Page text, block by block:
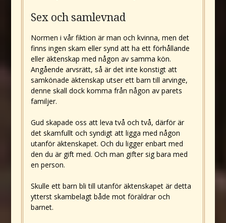
Sex och samlevnad
Normen i vår fiktion är man och kvinna, men det
finns ingen skam eller synd att ha ett förhållande
eller äktenskap med någon av samma kön.
Angående arvsrätt, så är det inte konstigt att
samkönade äktenskap utser ett barn till arvinge,
denne skall dock komma från någon av parets
familjer.
Gud skapade oss att leva två och två, därför är
det skamfullt och syndigt att ligga med någon
utanför äktenskapet. Och du ligger enbart med
den du är gift med. Och man gifter sig bara med
en person.
Skulle ett barn bli till utanför äktenskapet är detta
ytterst skambelagt både mot föräldrar och
barnet.